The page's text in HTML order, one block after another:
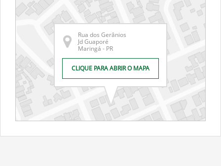
Rua dos Gerânios
Jd Guaporé
Maringá - PR
CLIQUE PARA ABRIR O MAPA